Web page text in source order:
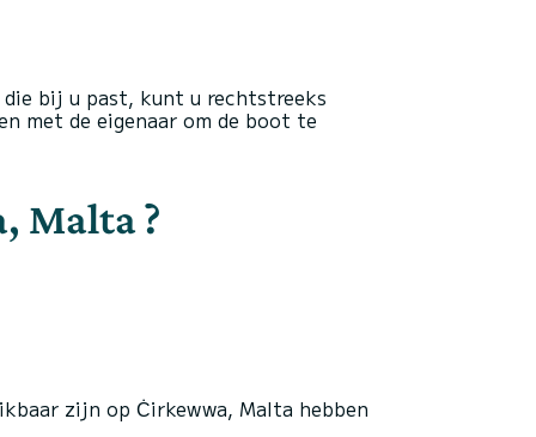
bij u past, kunt u rechtstreeks
met de eigenaar om de boot te
Malta ?
zijn op Ċirkewwa, Malta hebben